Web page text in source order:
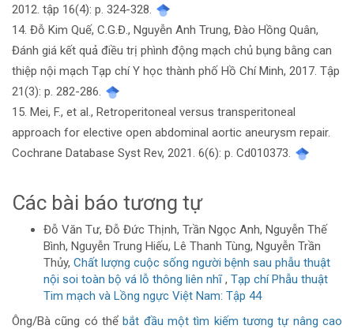
2012. tập 16(4): p. 324-328.
14. Đỗ Kim Quế, C.G.Đ., Nguyễn Anh Trung, Đào Hồng Quân,
Đánh giá kết quả điều trị phình động mạch chủ bụng bằng can
thiệp nội mạch Tạp chí Y học thành phố Hồ Chí Minh, 2017. Tập
21(3): p. 282-286.
15. Mei, F., et al., Retroperitoneal versus transperitoneal
approach for elective open abdominal aortic aneurysm repair.
Cochrane Database Syst Rev, 2021. 6(6): p. Cd010373.
Các bài báo tương tự
Đỗ Văn Tư, Đỗ Đức Thịnh, Trần Ngọc Anh, Nguyễn Thế
Bình, Nguyễn Trung Hiếu, Lê Thanh Tùng, Nguyễn Trần
Thủy, Chất lượng cuộc sống người bệnh sau phẫu thuật
nội soi toàn bộ vá lỗ thông liên nhĩ, Tạp chí Phẫu thuật
Tim mạch và Lồng ngực Việt Nam: Tập 44
Ông/Bà cũng có thểbắt đầu một tìm kiếm tương tự nâng cao